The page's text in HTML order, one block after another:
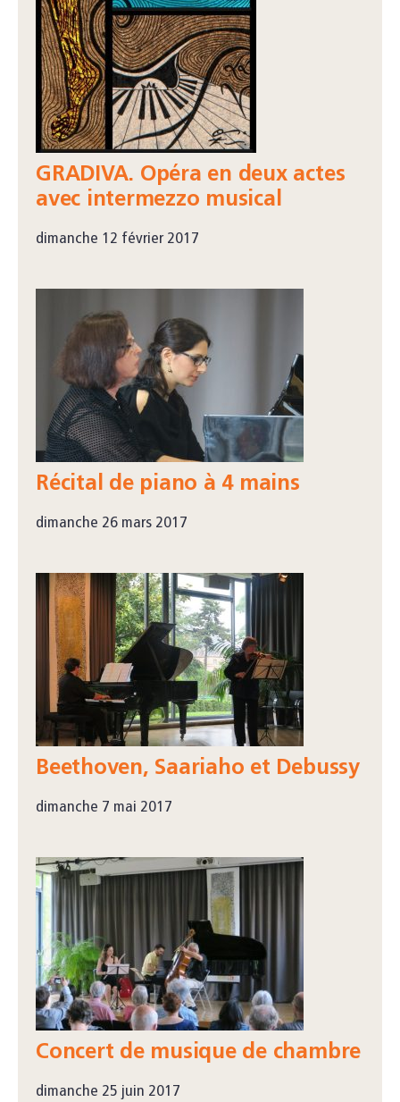
GRADIVA. Opéra en deux actes
avec intermezzo musical
dimanche 12 février 2017
Récital de piano à 4 mains
dimanche 26 mars 2017
Beethoven, Saariaho et Debussy
dimanche 7 mai 2017
Concert de musique de chambre
dimanche 25 juin 2017